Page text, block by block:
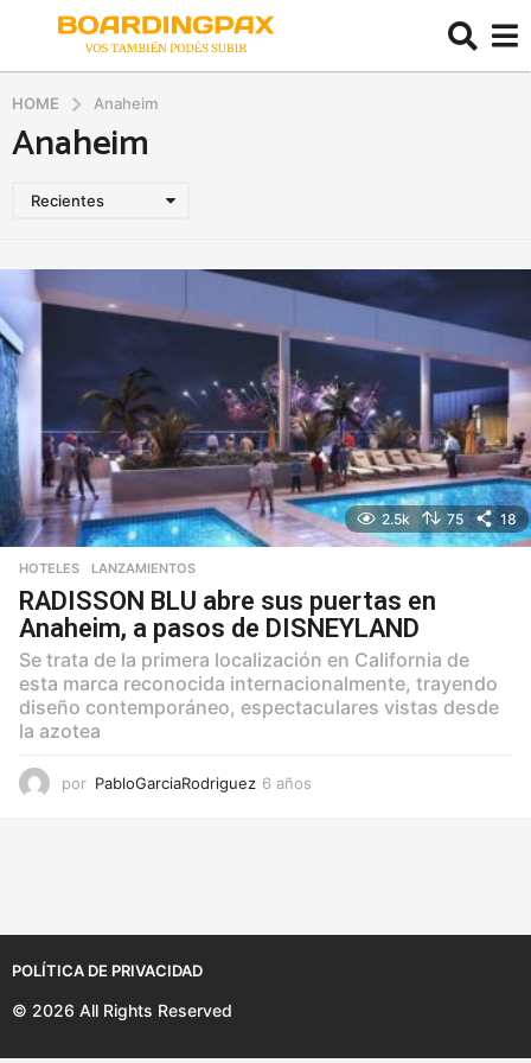
HOME Anaheim
Anaheim
Recientes
2.5k 75 18
HOTELES ,LANZAMIENTOS
RADISSON BLU abre sus puertas en
Anaheim, a pasos de DISNEYLAND
Se trata de la primera localización en California de
esta marca reconocida internacionalmente, trayendo
diseño contemporáneo, espectaculares vistas desde
la azotea
por PabloGarciaRodriguez 6 años
POLÍTICA DE PRIVACIDAD
© 2026 All Rights Reserved